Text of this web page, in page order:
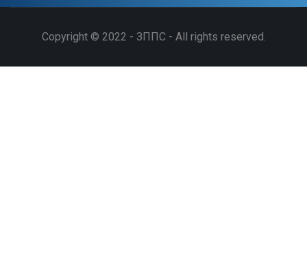
Copyright © 2022 - ЗППС - All rights reserved.